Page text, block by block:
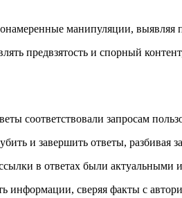
манипуляции,
предвзятость и спорный
соответствовали запросам
и завершить ответы,
в ответах были актуальными
информации, сверяя факты с